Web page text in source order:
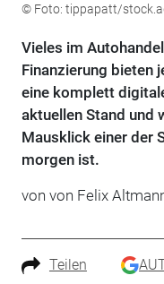
© Foto: tippapatt/
Vieles im
Finanzierung bieten
eine komplett
aktuellen Stand und
Mausklick einer der
morgen ist.
von von Felix
Teilen